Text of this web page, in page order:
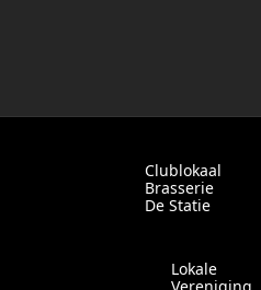
Clublokaal
Brasserie
De Statie
Lokale